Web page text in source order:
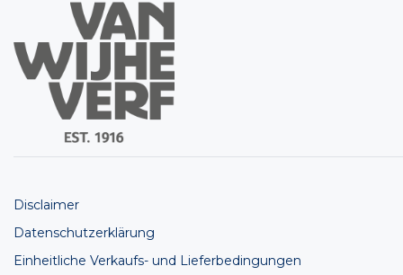
Disclaimer
Datenschutzerklärung
Einheitliche Verkaufs- und Lieferbedingungen